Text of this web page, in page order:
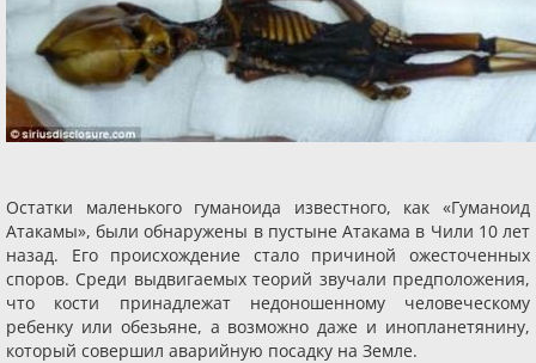
Остатки маленького гуманоида известного, как «Гуманоид
Атакамы», были обнаружены в пустыне Атакама в Чили 10 лет
назад. Его происхождение стало причиной ожесточенных
споров. Среди выдвигаемых теорий звучали предположения,
что кости принадлежат недоношенному человеческому
ребенку или обезьяне, а возможно даже и инопланетянину,
который совершил аварийную посадку на Земле.